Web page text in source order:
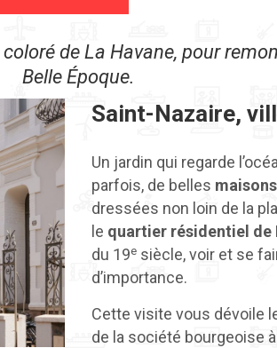
de La Havane, pour
Belle Époque.
Saint-Nazaire,
Un jardin qui regarde
parfois, de belles
dressées non loin de la
le quartier résidentiel de
du 19e siècle, voir et se
d’importance.
Cette visite vous dévoile
de la société bourgeoise